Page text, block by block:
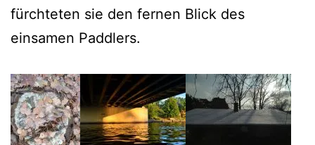
fürchteten sie den fernen Blick des
einsamen Paddlers.